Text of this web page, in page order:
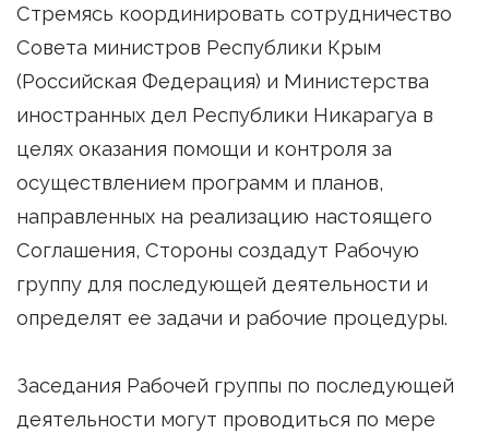
Стремясь координировать сотрудничество
Совета министров Республики Крым
(Российская Федерация) и Министерства
иностранных дел Республики Никарагуа в
целях оказания помощи и контроля за
осуществлением программ и планов,
направленных на реализацию настоящего
Соглашения, Стороны создадут Рабочую
группу для последующей деятельности и
определят ее задачи и рабочие процедуры.
Заседания Рабочей группы по последующей
деятельности могут проводиться по мере